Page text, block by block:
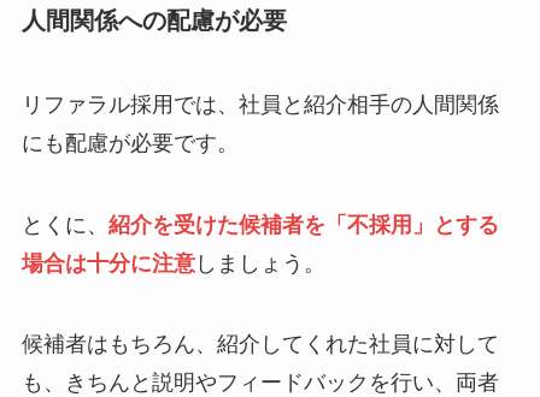
人間関係への配慮が必要
リファラル採用では、社員と紹介相手の人間関係
にも配慮が必要です。
とくに、 紹介を受けた候補者を「不採用」とする
場合は十分に注意しましょう。
候補者はもちろん、紹介してくれた社員に対して
も、きちんと説明やフィードバックを行い、両者